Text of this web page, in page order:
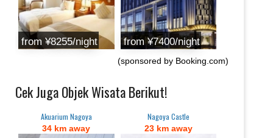
from ¥8255/night from ¥7400/night
(sponsored by Booking.com)
Cek Juga Objek Wisata Berikut!
Akuarium Nagoya
34 km away
Nagoya Castle
23 km away